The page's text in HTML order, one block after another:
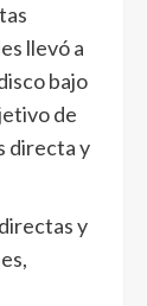
llevó a
bajo
de
directa y
y